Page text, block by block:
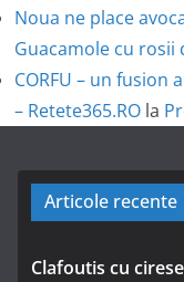
Noua ne place
Guacamole cu
CORFU – un fusion
– Retete365.RO la
Articole recente
Clafoutis cu cirese